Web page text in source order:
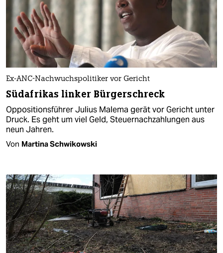
Ex-ANC-Nachwuchspolitiker vor Gericht
Südafrikas linker Bürgerschreck
Oppositionsführer Julius Malema gerät vor Gericht unter
Druck. Es geht um viel Geld, Steuernachzahlungen aus
neun Jahren.
Von Martina Schwikowski